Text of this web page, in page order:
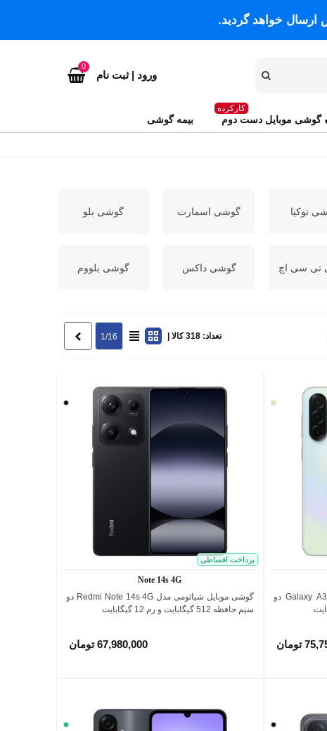
ارسال خواهد گردید.
ورود | ثبت نام
0
گوشی موبایل دست دوم
کارکرده
بیمه گوشی
نوکیا گوشی اسمارت گوشی بلو
تی سی اچ گوشی داکس گوشی بلووم
تعداد: 318 کالا | 1/16
لیمویی
گوشی موبایل سامسونگ مدل Galaxy A36 5G دو
تومان
پرداخت اقساطی
اضافه به مقایسه
مشکی
Note 14s 4G
گوشی موبایل شیائومی مدل Redmi Note 14s 4G دو
سیم حافظه 512 گیگابایت و رم 12 گیگابایت
67,980,000 تومان
مشکی سبز